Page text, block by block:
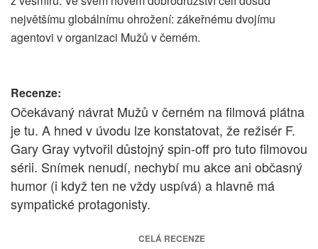
největšímu globálnímu ohrožení: zákeřnému dvojímu
agentovi v organizaci Mužů v černém.
Recenze:
Očekávaný návrat Mužů v černém na filmová plátna
je tu. A hned v úvodu lze konstatovat, že režisér F.
Gary Gray vytvořil důstojný spin-off pro tuto filmovou
sérii. Snímek nenudí, nechybí mu akce ani občasný
humor (i když ten ne vždy uspívá) a hlavně má
sympatické protagonisty.
CELÁ RECENZE